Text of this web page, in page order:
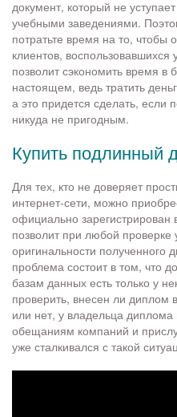
документ, который не
учебными заведениями.
потратьте время на то, чтобы
клиентов,
позволит сэкономить время в
настоящем, ведь тратить
а это придется сделать, если
никуда не пригодным.
Купить подлинный
Для тех, кто не доверяет
интернет-сети, можно
официально зарегистрирован
позволит при любой проверке
оригинальности
проблема состоит в том, что
базам данных есть только у
проверить, внесен ли диплом
или нет, у владельца диплома
обещаниям компаний и
уже сталкивался с такой